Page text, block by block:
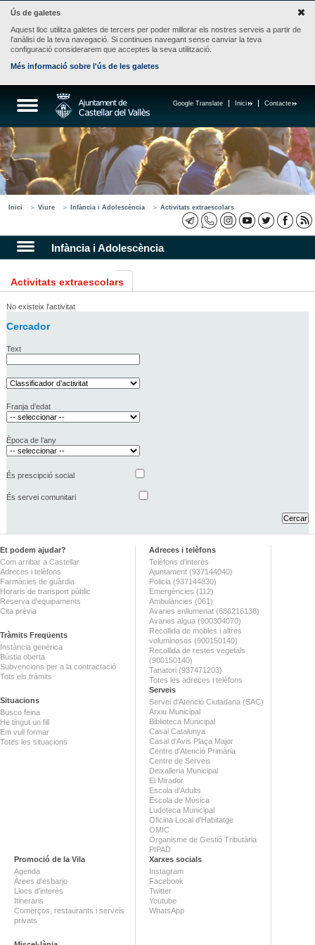
Ús de galetes
Aquest lloc utilitza galetes de tercers per poder millorar els nostres serveis a partir de
l'anàlisi de la teva navegació. Si continues navegant sense canviar la teva
configuració considerarem que acceptes la seva utilització.
Més informació sobre l'ús de les galetes
Contacte
Inici
Google Translate
Inici Viure Infància i Adolescència Activitats extraescolars
Infància i Adolescència
Activitats extraescolars
No existeix l'activitat
Cercador
Text
Franja d’edat
Època de l’any
És prescipció social
És servei comunitari
Et podem ajudar?
Com arribar a Castellar
Adreces i telèfons
Farmàcies de guàrdia
Horaris de transport públic
Reserva d'equipaments
Cita prèvia
Tràmits Freqüents
Instància genèrica
Bústia oberta
Subvencions per a la contractació
Tots els tràmits
Situacions
Busco feina
He tingut un fill
Em vull formar
Totes les situacions
Adreces i telèfons
Telèfons d'interès
Ajuntament (937144040)
Policia (937144830)
Emergències (112)
Ambulàncies (061)
Avaries enllumenat (686216138)
Avaries aigua (900304070)
Recollida de mobles i altres
voluminosos (900150140)
Recollida de restes vegetals
(900150140)
Tanatori (937471203)
Totes les adreces i telèfons
Serveis
Servei d'Atenció Ciutadana (SAC)
Arxiu Municipal
Biblioteca Municipal
Casal Catalunya
Casal d'Avis Plaça Major
Centre d'Atenció Primària
Centre de Serveis
Deixalleria Municipal
El Mirador
Escola d'Adults
Escola de Música
Ludoteca Municipal
Oficina Local d'Habitatge
OMIC
Organisme de Gestió Tributària
PIPAD
Promoció de la Vila
Agenda
Àrees d'esbarjo
Llocs d'interès
Itineraris
Comerços, restaurants i serveis
privats
Xarxes socials
Instagram
Facebook
Twitter
Youtube
WhatsApp